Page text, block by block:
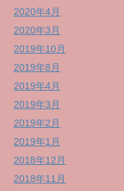
2020年4月
2020年3月
2019年10月
2019年8月
2019年4月
2019年3月
2019年2月
2019年1月
2018年12月
2018年11月